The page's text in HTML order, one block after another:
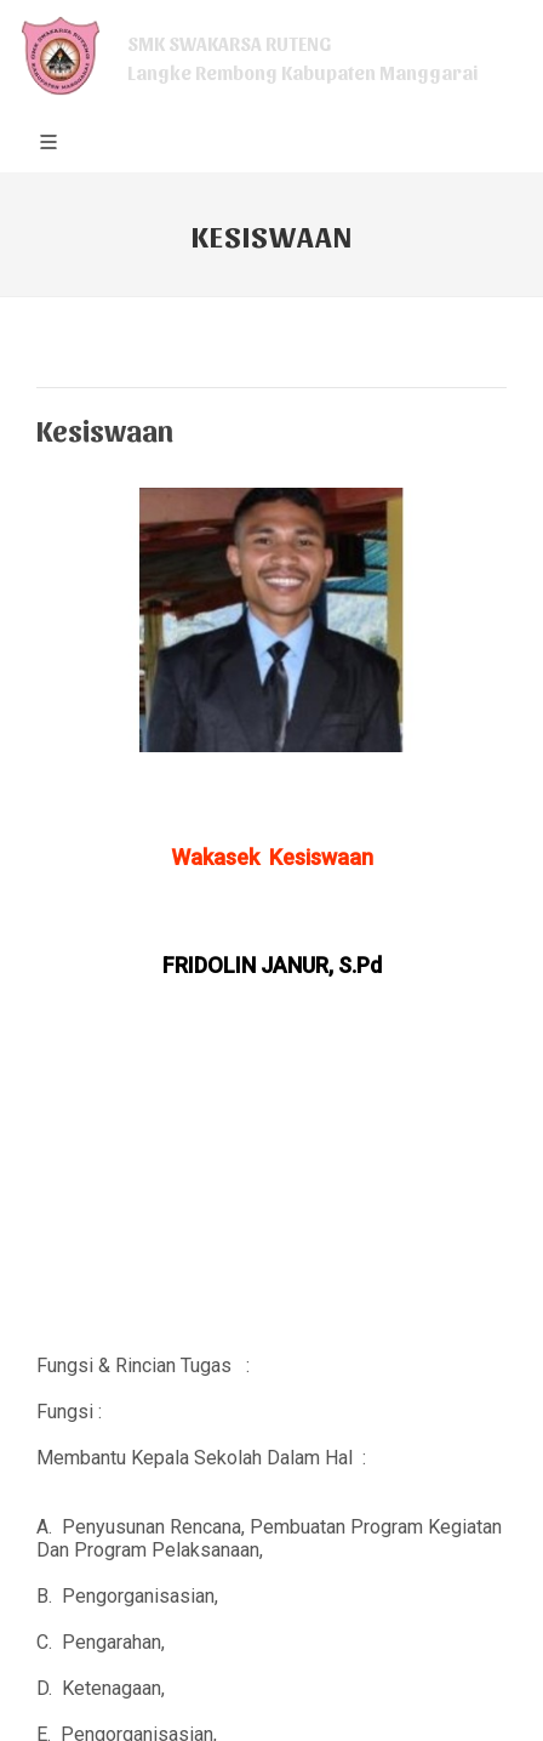
SMK SWAKARSA RUTENG
Langke Rembong Kabupaten Manggarai
KESISWAAN
Kesiswaan
Wakasek Kesiswaan
FRIDOLIN JANUR, S.Pd
Fungsi & Rincian Tugas :
Fungsi :
Membantu Kepala Sekolah Dalam Hal :
A. Penyusunan Rencana, Pembuatan Program Kegiatan
Dan Program Pelaksanaan,
B. Pengorganisasian,
C. Pengarahan,
D. Ketenagaan,
E. Pengorganisasian,